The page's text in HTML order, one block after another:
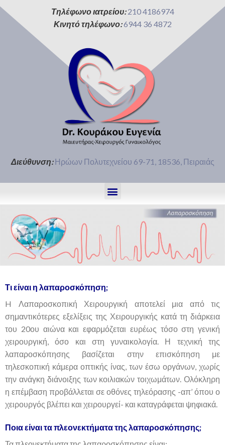
Τηλέφωνο ιατρείου:210 4186974
Κινητό τηλέφωνο:6944 36 4872
Διεύθυνση:Ηρώων Πολυτεχνείου 69-71, 18536, Πειραιάς
Τι είναι η λαπαροσκόπηση;
H Λαπαροσκοπική Χειρουργική αποτελεί μια από τις
σημαντικότερες εξελίξεις της Χειρουργικής κατά τη διάρκεια
του 20ου αιώνα και εφαρμόζεται ευρέως τόσο στη γενική
χειρουργική, όσο και στη γυναικολογία. Η τεχνική της
λαπαροσκόπησης βασίζεται στην επισκόπηση με
τηλεσκοπική κάμερα οπτικής ίνας, των έσω οργάνων, χωρίς
την ανάγκη διάνοιξης των κοιλιακών τοιχωμάτων. Ολόκληρη
η επέμβαση προβάλλεται σε οθόνες τηλεόρασης -απ’ όπου ο
χειρουργός βλέπει και χειρουργεί- και καταγράφεται ψηφιακά.
Ποια είναι τα πλεονεκτήματα της λαπαροσκόπησης;